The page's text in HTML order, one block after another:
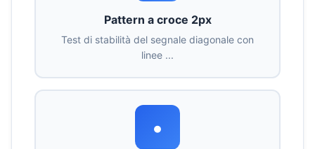
Pattern a croce 2px
Test di stabilità del segnale diagonale con
linee ...
•